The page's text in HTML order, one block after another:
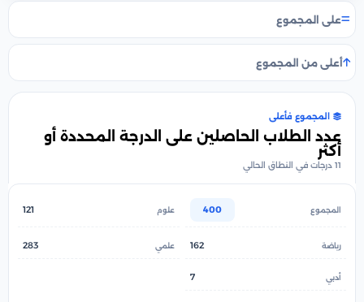
على المجموع
أعلى من المجموع
المجموع فأعلى
عدد الطلاب الحاصلين على الدرجة المحددة أو
أكثر
11 درجات في النطاق الحالي
400
121
162
283
7